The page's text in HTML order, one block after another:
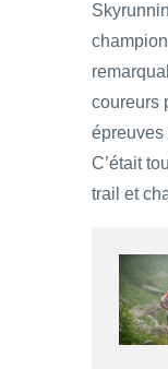
coureurs
épreuves
C’était
trail et